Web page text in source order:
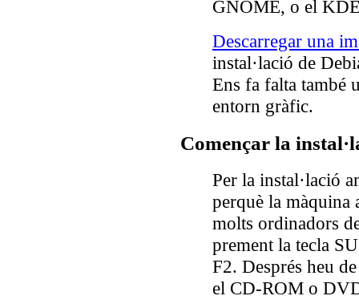
GNOME, o el
Descarregar una
instal·lació de
Ens fa falta també
entorn gràfic.
Començar la
Per la instal·lació
perquè la
molts ordinadors
prement la tecla
F2. Després heu
el CD-ROM o